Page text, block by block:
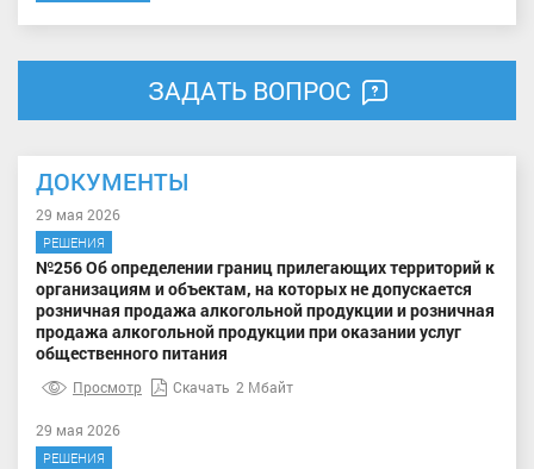
ЗАДАТЬ ВОПРОС
ДОКУМЕНТЫ
29 мая 2026
РЕШЕНИЯ
№256 Об определении границ прилегающих территорий к
организациям и объектам, на которых не допускается
розничная продажа алкогольной продукции и розничная
продажа алкогольной продукции при оказании услуг
общественного питания
Просмотр Скачать 2 Мбайт
29 мая 2026
РЕШЕНИЯ